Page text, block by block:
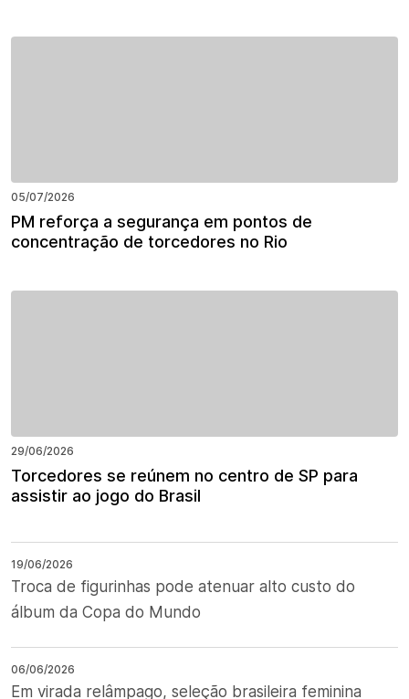
05/07/2026
PM reforça a segurança em pontos de
concentração de torcedores no Rio
29/06/2026
Torcedores se reúnem no centro de SP para
assistir ao jogo do Brasil
19/06/2026
Troca de figurinhas pode atenuar alto custo do
álbum da Copa do Mundo
06/06/2026
Em virada relâmpago, seleção brasileira feminina